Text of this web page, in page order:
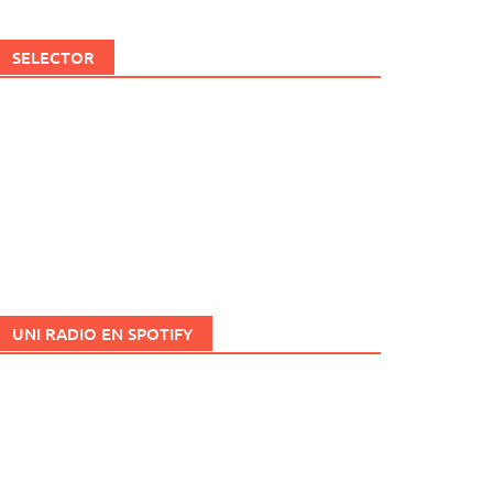
SELECTOR
UNI RADIO EN SPOTIFY